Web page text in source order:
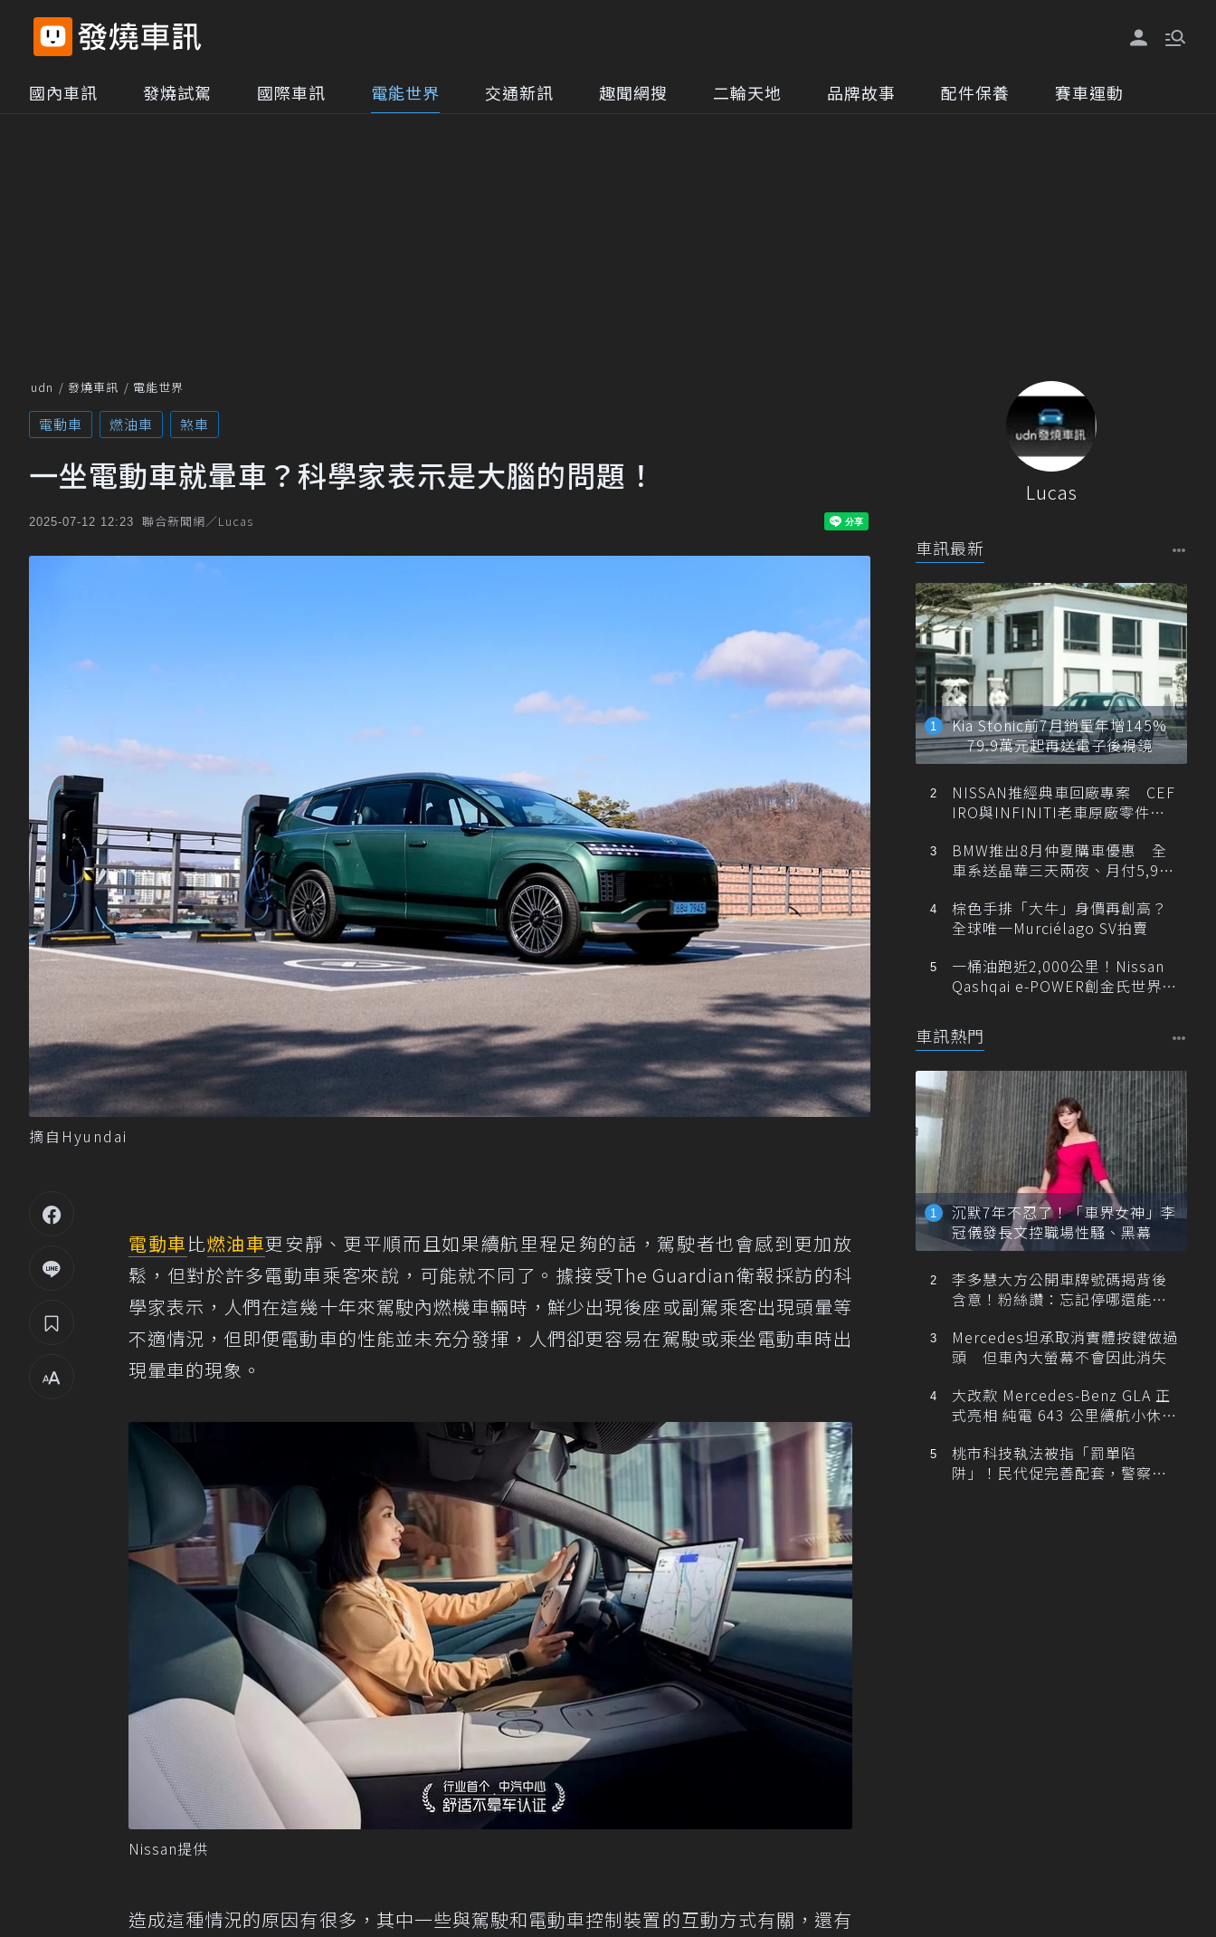
國內車訊 發燒試駕 國際車訊 電能世界 交通新訊 趣聞網搜 二輪天地 品牌故事 配件保養 賽車運動
udn 發燒車訊 電能世界
電動車 燃油車 煞車
一坐電動車就暈車？科學家表示是大腦的問題！
2025-07-12 12:23 聯合新聞網／Lucas
摘自Hyundai
電動車比燃油車更安靜、更平順而且如果續航里程足夠的話，駕駛者也會感到更加放
鬆，但對於許多電動車乘客來說，可能就不同了。據接受The Guardian衛報採訪的科
學家表示，人們在這幾十年來駕駛內燃機車輛時，鮮少出現後座或副駕乘客出現頭暈等
不適情況，但即便電動車的性能並未充分發揮，人們卻更容易在駕駛或乘坐電動車時出
現暈車的現象。
Nissan提供
造成這種情況的原因有很多，其中一些與駕駛和電動車控制裝置的互動方式有關，還有
Lucas
車訊最新
Kia Stonic前7月銷量年增145%
79.9萬元起再送電子後視鏡
NISSAN推經典車回廠專案 CEF
IRO與INFINITI老車原廠零件最
BMW推出8月仲夏購車優惠 全
車系送晶華三天兩夜、月付5,900
棕色手排「大牛」身價再創高？
全球唯一Murciélago SV拍賣
一桶油跑近2,000公里！Nissan
Qashqai e-POWER創金氏世界紀
車訊熱門
沉默7年不忍了！「車界女神」李
冠儀發長文控職場性騷、黑幕
李多慧大方公開車牌號碼揭背後
含意！粉絲讚：忘記停哪還能幫
Mercedes坦承取消實體按鍵做過
頭 但車內大螢幕不會因此消失
大改款 Mercedes-Benz GLA 正
式亮相 純電 643 公里續航小休
桃市科技執法被指「罰單陷
阱」！民代促完善配套，警察局